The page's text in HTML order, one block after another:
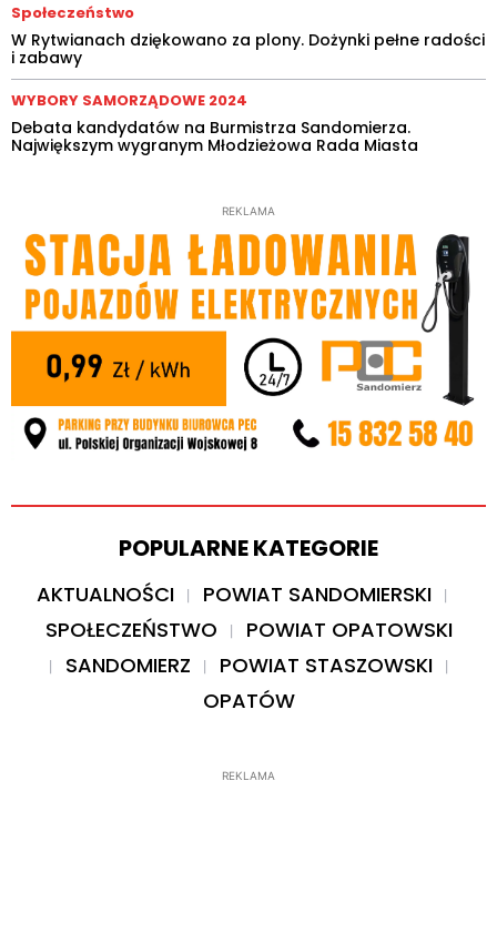
Społeczeństwo
W Rytwianach dziękowano za plony. Dożynki pełne radości
i zabawy
WYBORY SAMORZĄDOWE 2024
Debata kandydatów na Burmistrza Sandomierza.
Największym wygranym Młodzieżowa Rada Miasta
REKLAMA
POPULARNE KATEGORIE
AKTUALNOŚCI
POWIAT SANDOMIERSKI
SPOŁECZEŃSTWO
POWIAT OPATOWSKI
SANDOMIERZ
POWIAT STASZOWSKI
OPATÓW
REKLAMA